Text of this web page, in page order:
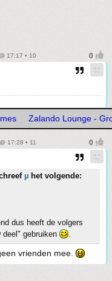
17:17 • 10
Zalando Lounge -
17:28 • 11
µ het volgende:
dus heeft de volgers
deel" gebruiken
.
vrienden mee.